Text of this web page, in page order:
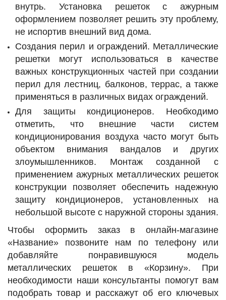
внутрь. Установка решеток с ажурным
оформлением позволяет решить эту проблему,
не испортив внешний вид дома.
Создания перил и ограждений. Металлические
решетки могут использоваться в качестве
важных конструкционных частей при создании
перил для лестниц, балконов, террас, а также
применяться в различных видах ограждений.
Для защиты кондиционеров. Необходимо
отметить, что внешние части систем
кондиционирования воздуха часто могут быть
объектом внимания вандалов и других
злоумышленников. Монтаж созданной с
применением ажурных металлических решеток
конструкции позволяет обеспечить надежную
защиту кондиционеров, установленных на
небольшой высоте с наружной стороны здания.
Чтобы оформить заказ в онлайн-магазине
«Название» позвоните нам по телефону или
добавляйте понравившуюся модель
металлических решеток в «Корзину». При
необходимости наши консультанты помогут вам
подобрать товар и расскажут об его ключевых